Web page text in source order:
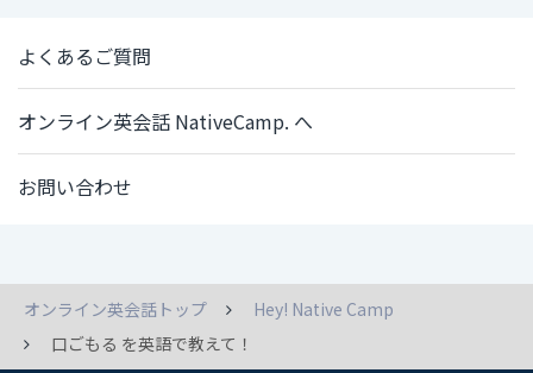
よくあるご質問
オンライン英会話 NativeCamp. へ
お問い合わせ
オンライン英会話トップ
Hey! Native Camp
口ごもる を英語で教えて！